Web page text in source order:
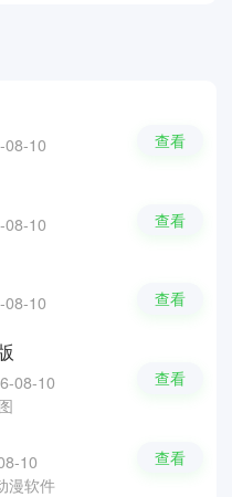
08-10
查看
08-10
查看
08-10
查看
08-10
查看
10
漫软件
查看